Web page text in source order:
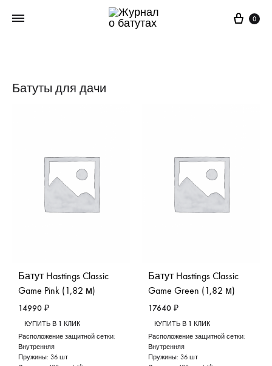
0
Батуты для дачи
Батут Hasttings Classic
Game Pink (1,82 м)
14990 ₽
КУПИТЬ В 1 КЛИК
Расположение защитной сетки:
Внутренняя
Пружины: 36 шт
Батут Hasttings Classic
Game Green (1,82 м)
17640 ₽
КУПИТЬ В 1 КЛИК
Расположение защитной сетки:
Внутренняя
Пружины: 36 шт